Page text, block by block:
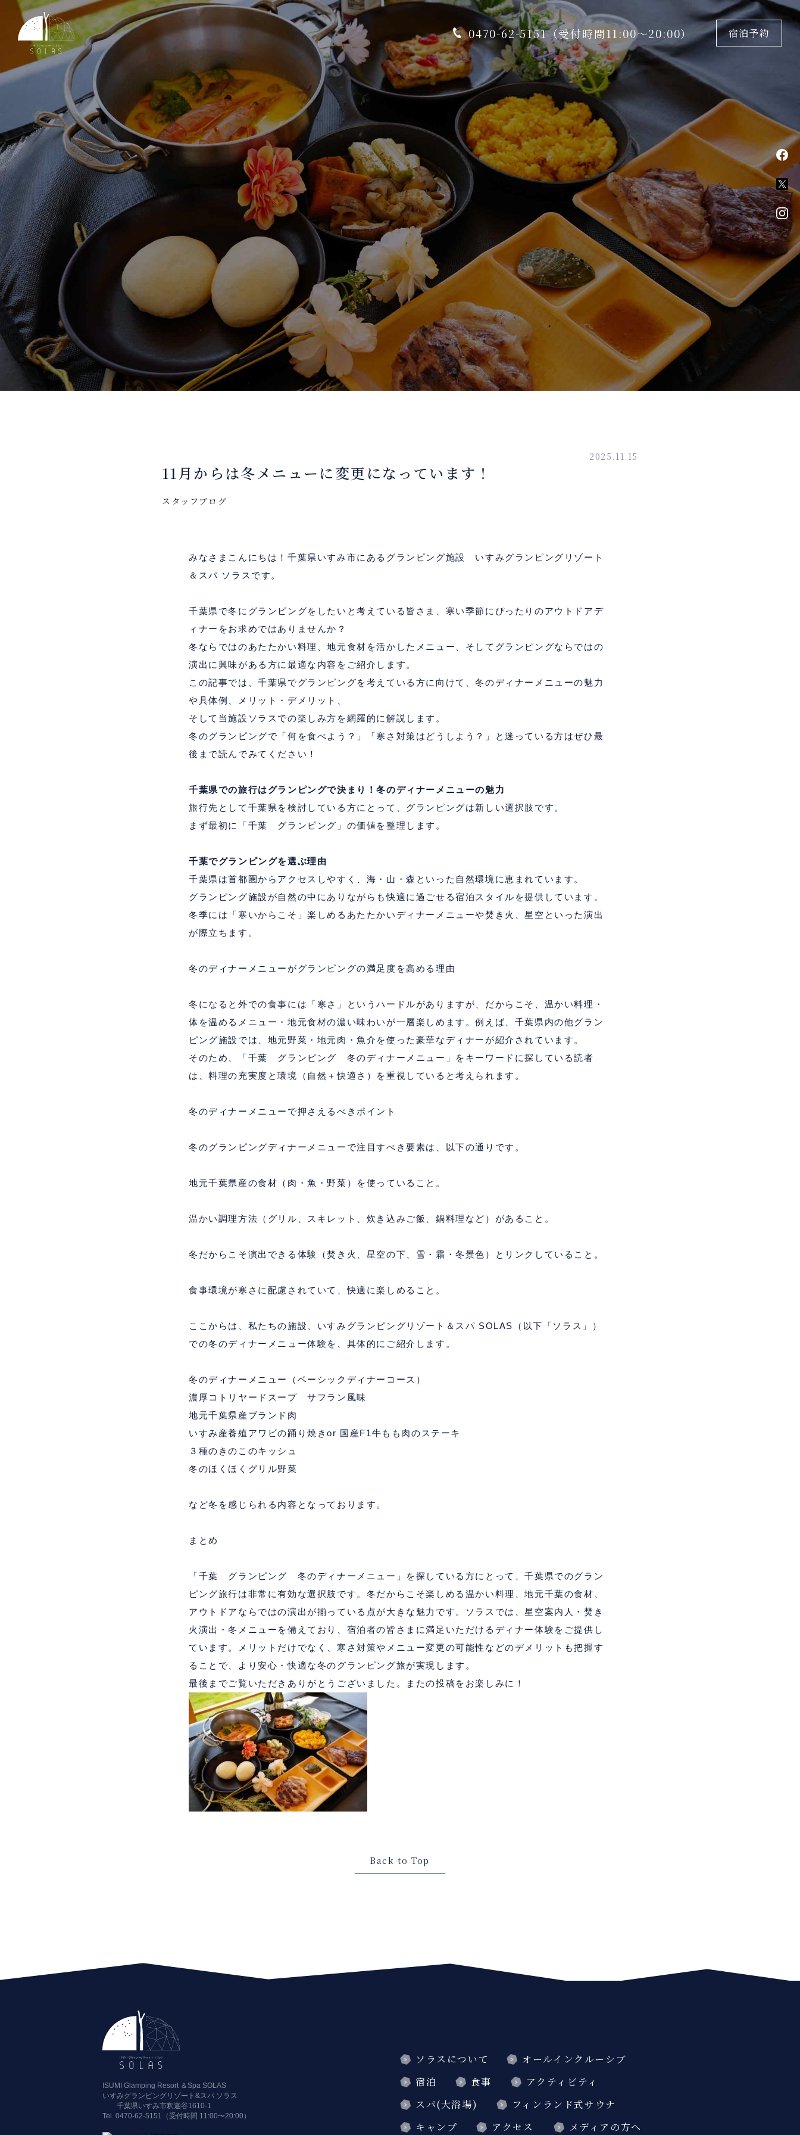
0470-62-5151（受付時間11:00〜20:00） 宿泊予約
2025.11.15
11月からは冬メニューに変更になっています！
スタッフブログ
みなさまこんにちは！千葉県いすみ市にあるグランピング施設 いすみグランピングリゾート
＆スパ ソラスです。
千葉県で冬にグランピングをしたいと考えている皆さま、寒い季節にぴったりのアウトドアデ
ィナーをお求めではありませんか？
冬ならではのあたたかい料理、地元食材を活かしたメニュー、そしてグランピングならではの
演出に興味がある方に最適な内容をご紹介します。
この記事では、千葉県でグランピングを考えている方に向けて、冬のディナーメニューの魅力
や具体例、メリット・デメリット、
そして当施設ソラスでの楽しみ方を網羅的に解説します。
冬のグランピングで「何を食べよう？」「寒さ対策はどうしよう？」と迷っている方はぜひ最
後まで読んでみてください！
千葉県での旅行はグランピングで決まり！冬のディナーメニューの魅力
旅行先として千葉県を検討している方にとって、グランピングは新しい選択肢です。
まず最初に「千葉 グランピング」の価値を整理します。
千葉でグランピングを選ぶ理由
千葉県は首都圏からアクセスしやすく、海・山・森といった自然環境に恵まれています。
グランピング施設が自然の中にありながらも快適に過ごせる宿泊スタイルを提供しています。
冬季には「寒いからこそ」楽しめるあたたかいディナーメニューや焚き火、星空といった演出
が際立ちます。
冬のディナーメニューがグランピングの満足度を高める理由
冬になると外での食事には「寒さ」というハードルがありますが、だからこそ、温かい料理・
体を温めるメニュー・地元食材の濃い味わいが一層楽しめます。例えば、千葉県内の他グラン
ピング施設では、地元野菜・地元肉・魚介を使った豪華なディナーが紹介されています。
そのため、「千葉 グランピング 冬のディナーメニュー」をキーワードに探している読者
は、料理の充実度と環境（自然＋快適さ）を重視していると考えられます。
冬のディナーメニューで押さえるべきポイント
冬のグランピングディナーメニューで注目すべき要素は、以下の通りです。
地元千葉県産の食材（肉・魚・野菜）を使っていること。
温かい調理方法（グリル、スキレット、炊き込みご飯、鍋料理など）があること。
冬だからこそ演出できる体験（焚き火、星空の下、雪・霜・冬景色）とリンクしていること。
食事環境が寒さに配慮されていて、快適に楽しめること。
ここからは、私たちの施設、いすみグランピングリゾート＆スパ SOLAS
（以下「ソラス」）
での冬のディナーメニュー体験を、具体的にご紹介します。
冬のディナーメニュー（ベーシックディナーコース）
濃厚コトリヤードスープ サフラン風味
地元千葉県産ブランド肉
いすみ産養殖アワビの踊り焼きor 国産F1牛もも肉のステーキ
３種のきのこのキッシュ
冬のほくほくグリル野菜
など冬を感じられる内容となっております。
まとめ
「千葉 グランピング 冬のディナーメニュー」を探している方にとって、千葉県でのグラン
ピング旅行は非常に有効な選択肢です。冬だからこそ楽しめる温かい料理、地元千葉の食材、
アウトドアならではの演出が揃っている点が大きな魅力です。ソラスでは、星空案内人・焚き
火演出・冬メニューを備えており、宿泊者の皆さまに満足いただけるディナー体験をご提供し
ています。メリットだけでなく、寒さ対策やメニュー変更の可能性などのデメリットも把握す
ることで、より安心・快適な冬のグランピング旅が実現します。
最後までご覧いただきありがとうございました。またの投稿をお楽しみに！
Back to Top
ISUMI Glamping Resort ＆Spa SOLAS
いすみグランピングリゾート&スパ ソラス
千葉県いすみ市釈迦谷1610-1
Tel. 0470-62-5151（受付時間 11:00〜20:00）
ソラスについて
オールインクルーシブ
宿泊
食事
アクティビティ
スパ(大浴場)
フィンランド式サウナ
キャンプ
アクセス メディアの方へ